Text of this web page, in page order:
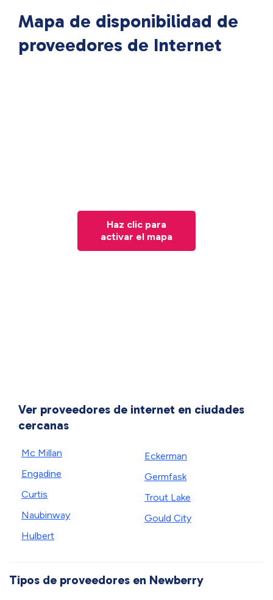
Mapa de disponibilidad de
proveedores de Internet
Haz clic para
activar el mapa
Ver proveedores de internet en ciudades
cercanas
Mc Millan
Engadine
Curtis
Naubinway
Hulbert
Eckerman
Germfask
Trout Lake
Gould City
Tipos de proveedores en Newberry